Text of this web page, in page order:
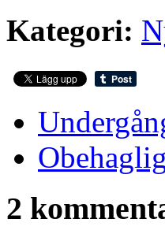
Kategori:
2